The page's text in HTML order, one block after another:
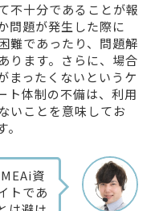
不十分であることが報
問題が発生した際に
難であったり、問題解
ります。さらに、場合
まったくないというケ
ト体制の不備は、利用
いことを意味してお
資
トであ